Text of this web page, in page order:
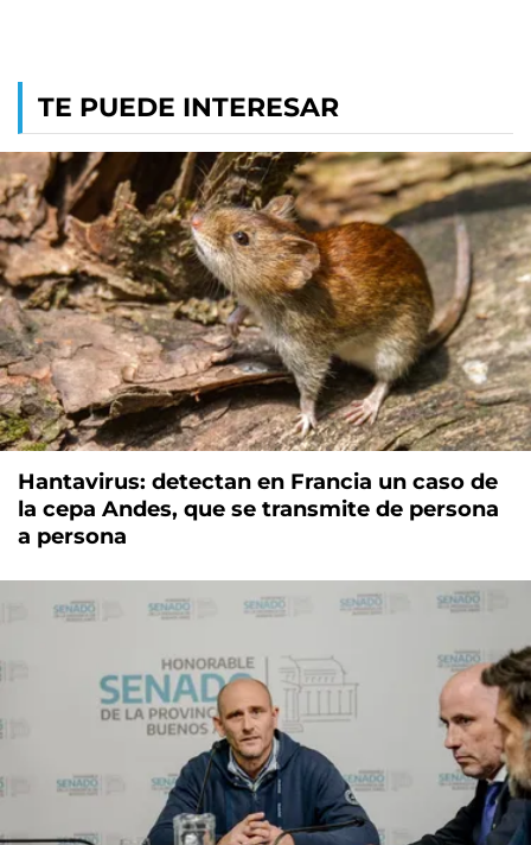
TE PUEDE INTERESAR
Hantavirus: detectan en Francia un caso de
la cepa Andes, que se transmite de persona
a persona